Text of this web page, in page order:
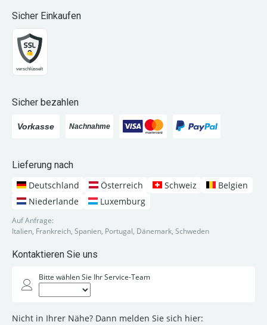
Sicher Einkaufen
Sicher bezahlen
Lieferung nach
Deutschland
Österreich Schweiz
Belgien
Niederlande
Luxemburg
Auf Anfrage:
Italien, Frankreich, Spanien, Portugal, Dänemark, Schweden
Kontaktieren Sie uns
Bitte wählen Sie Ihr Service-Team
Nicht in Ihrer Nähe? Dann melden Sie sich hier: